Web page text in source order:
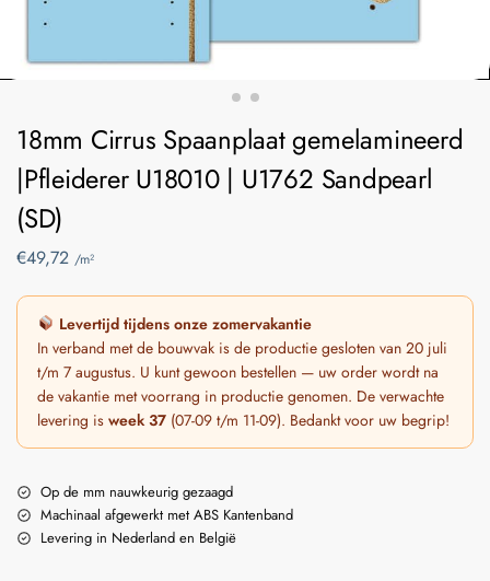
18mm Cirrus Spaanplaat gemelamineerd
|Pfleiderer U18010 | U1762 Sandpearl
(SD)
€49,72 /m²
Levertijd tijdens onze zomervakantie
In verband met de bouwvak is de productie gesloten van 20 juli
t/m 7 augustus. U kunt gewoon bestellen — uw order wordt na
de vakantie met voorrang in productie genomen. De verwachte
levering is week 37 (07-09 t/m 11-09). Bedankt voor uw begrip!
Op de mm nauwkeurig gezaagd
Machinaal afgewerkt met ABS Kantenband
Levering in Nederland en België